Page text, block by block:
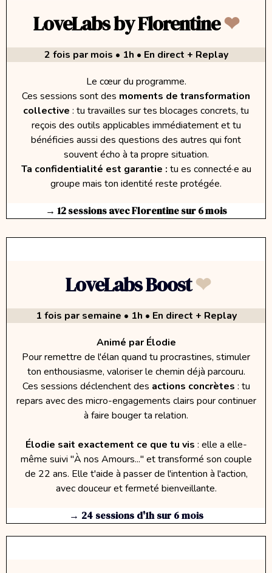
LoveLabs by Florentine❤︎
2 fois par mois • 1h • En direct + Replay
Le cœur du programme.
Ces sessions sont des moments de transformation
collective : tu travailles sur tes blocages concrets, tu
reçois des outils applicables immédiatement et tu
bénéficies aussi des questions des autres qui font
souvent écho à ta propre situation.
Ta confidentialité est garantie : tu es connecté·e au
groupe mais ton identité reste protégée.
→ 12 sessions avec Florentine sur 6 mois
LoveLabs Boost❤︎
1 fois par semaine • 1h • En direct + Replay
Animé par Élodie
Pour remettre de l'élan quand tu procrastines, stimuler
ton enthousiasme, valoriser le chemin déjà parcouru.
Ces sessions déclenchent des actions concrètes : tu
repars avec des micro-engagements clairs pour continuer
à faire bouger ta relation.
Élodie sait exactement ce que tu vis : elle a elle-
même suivi "À nos Amours..." et transformé son couple
de 22 ans. Elle t'aide à passer de l'intention à l'action,
avec douceur et fermeté bienveillante.
→ 24 sessions d'1h sur 6 mois